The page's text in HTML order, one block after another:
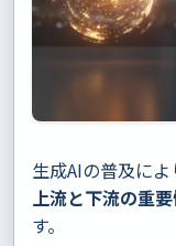
生成AIの普及に
上流と下流の重
す。